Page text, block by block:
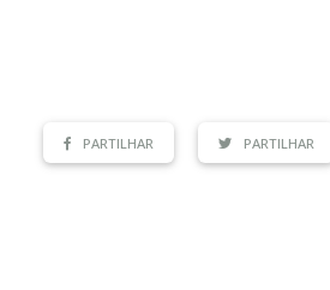
PARTILHAR PARTILHAR